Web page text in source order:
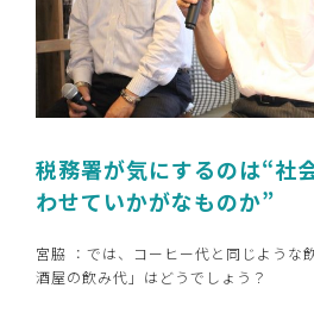
税務署が気にするのは“社
わせていかがなものか”
宮脇 ：では、コーヒー代と同じような
酒屋の飲み代」はどうでしょう？